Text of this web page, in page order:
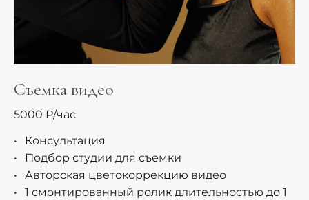
Съемка видео
5000 Р/час
Консультация
Подбор студии для съемки
Авторская цветокоррекцию видео
1 смонтированный ролик длительностью до 1